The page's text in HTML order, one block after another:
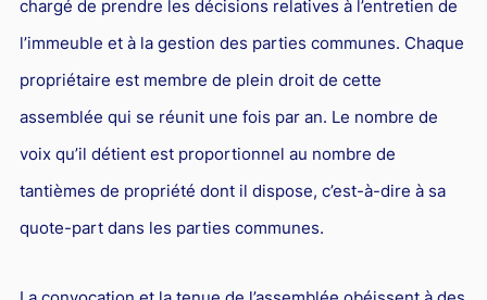
L'industrie
Droit aérien
Caution bancaire
Communication et nouvelles technologies
Transport
chargé de prendre les décisions relatives à l’entretien de
l’immeuble et à la gestion des parties communes. Chaque
propriétaire est membre de plein droit de cette
assemblée qui se réunit une fois par an. Le nombre de
voix qu’il détient est proportionnel au nombre de
tantièmes de propriété dont il dispose, c’est-à-dire à sa
quote-part dans les parties communes.